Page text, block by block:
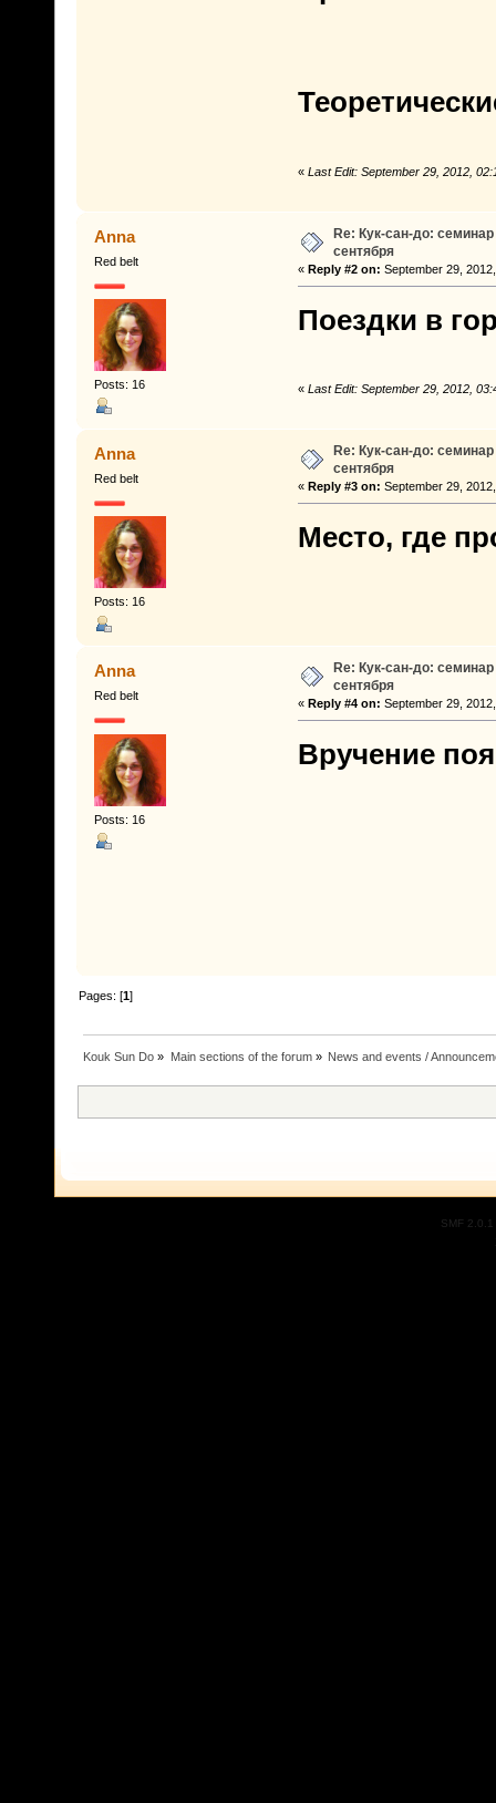
« Last Edit: September 29, 2012,
Anna
Red belt
Posts: 16
Re: Кук-сан-до:
сентября
« Reply #2 on: September 29,
Поездки в
« Last Edit: September 29, 2012,
Anna
Red belt
Posts: 16
Re: Кук-сан-до:
сентября
« Reply #3 on: September 29,
Место, где
Anna
Red belt
Posts: 16
Re: Кук-сан-до:
сентября
« Reply #4 on: September 29,
Вручение
Pages: [1]
Kouk Sun Do » Main sections of the forum» News and events /
SMF 2.0.1